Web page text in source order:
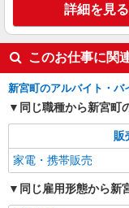
詳細を見る
このお仕事に関
新宮町のアルバイト・バ
同じ職種から新宮町
販
家電・携帯販売
同じ雇用形態から新